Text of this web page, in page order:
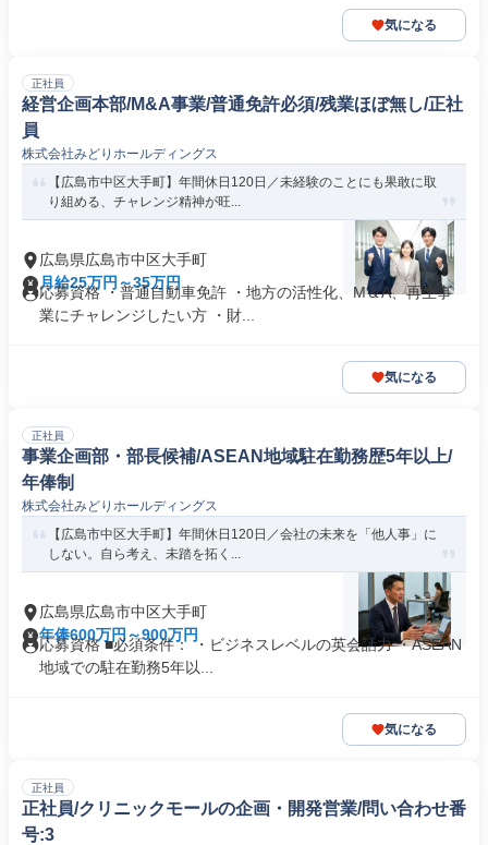
気になる
正社員
経営企画本部/M&A事業/普通免許必須/残業ほぼ無し/正社
員
株式会社みどりホールディングス
【広島市中区大手町】年間休日120日／未経験のことにも果敢に取
り組める、チャレンジ精神が旺...
広島県広島市中区大手町
月給25万円～35万円
応募資格 ・普通自動車免許 ・地方の活性化、M＆A、再生事
業にチャレンジしたい方 ・財...
気になる
正社員
事業企画部・部長候補/ASEAN地域駐在勤務歴5年以上/
年俸制
株式会社みどりホールディングス
【広島市中区大手町】年間休日120日／会社の未来を「他人事」に
しない。自ら考え、未踏を拓く...
広島県広島市中区大手町
年俸600万円～900万円
応募資格 ■必須条件： ・ビジネスレベルの英会話力 ・ASEAN
地域での駐在勤務5年以...
気になる
正社員
正社員/クリニックモールの企画・開発営業/問い合わせ番
号:3